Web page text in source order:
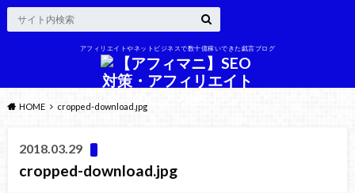
アフィリエイトやネットビジネスで数十億稼いできた戯言ブログ
HOME cropped-download.jpg
2018.03.29
cropped-download.jpg